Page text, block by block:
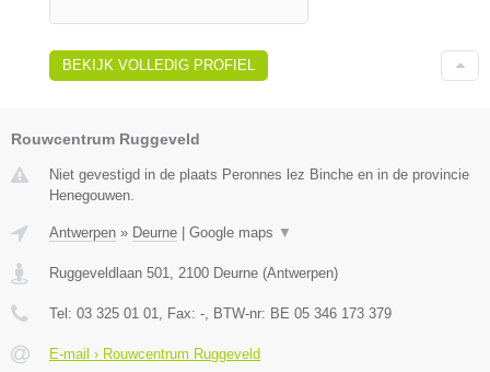
BEKIJK VOLLEDIG PROFIEL
Rouwcentrum Ruggeveld
Niet gevestigd in de plaats Peronnes lez Binche en in de provincie
Henegouwen.
Antwerpen » Deurne Google maps ▼
Ruggeveldlaan 501, 2100 Deurne (Antwerpen)
Tel: 03 325 01 01, Fax: -, BTW-nr: BE 05 346 173 379
E-mail › Rouwcentrum Ruggeveld